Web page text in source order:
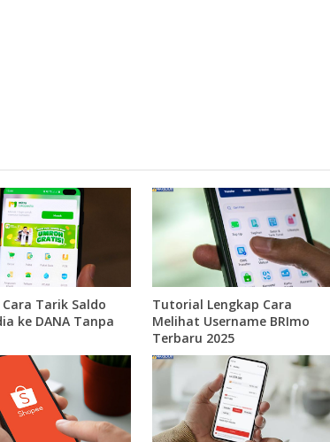
Tarik Saldo
ke DANA Tanpa
Tutorial Lengkap Cara
Melihat Username BRImo
Terbaru 2025